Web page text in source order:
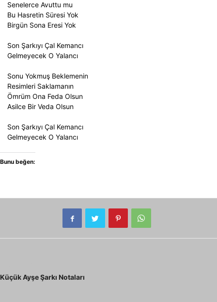
Senelerce Avuttu mu
Bu Hasretin Süresi Yok
Birgün Sona Eresi Yok
Son Şarkıyı Çal Kemancı
Gelmeyecek O Yalancı
Sonu Yokmuş Beklemenin
Resimleri Saklamanın
Ömrüm Ona Feda Olsun
Asilce Bir Veda Olsun
Son Şarkıyı Çal Kemancı
Gelmeyecek O Yalancı
Bunu beğen:
Küçük Ayşe Şarkı Notaları